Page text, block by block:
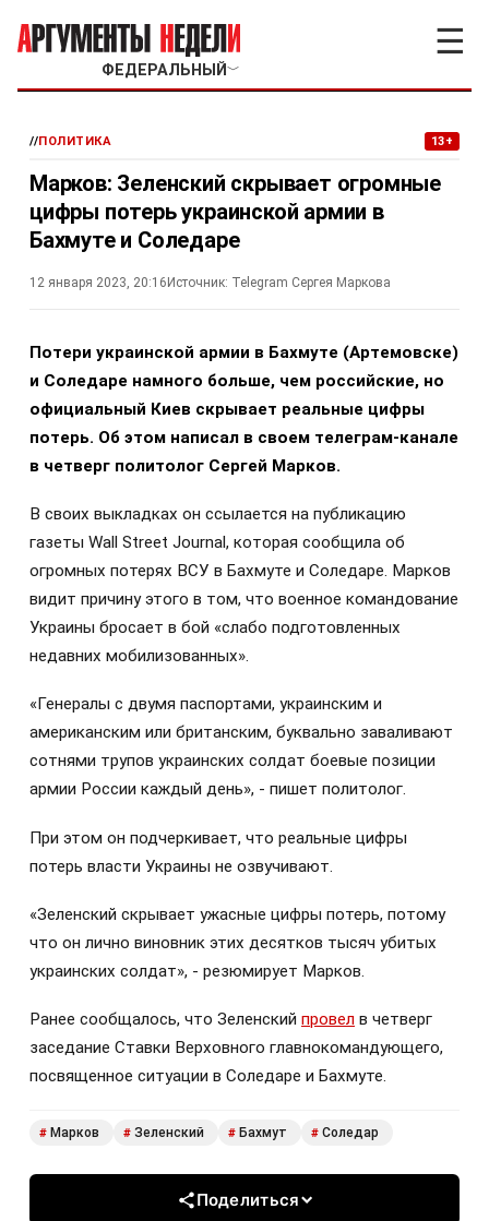
ФЕДЕРАЛЬНЫЙ ﹀
☰
//ПОЛИТИКА 13+
Марков: Зеленский скрывает огромные
цифры потерь украинской армии в
Бахмуте и Соледаре
12 января 2023, 20:16 Источник: Telegram Сергея Маркова
Потери украинской армии в Бахмуте (Артемовске)
и Соледаре намного больше, чем российские, но
официальный Киев скрывает реальные цифры
потерь. Об этом написал в своем телеграм-канале
в четверг политолог Сергей Марков.
В своих выкладках он ссылается на публикацию
газеты Wall Street Journal, которая сообщила об
огромных потерях ВСУ в Бахмуте и Соледаре. Марков
видит причину этого в том, что военное командование
Украины бросает в бой «слабо подготовленных
недавних мобилизованных».
«Генералы с двумя паспортами, украинским и
американским или британским, буквально заваливают
сотнями трупов украинских солдат боевые позиции
армии России каждый день», - пишет политолог.
При этом он подчеркивает, что реальные цифры
потерь власти Украины не озвучивают.
«Зеленский скрывает ужасные цифры потерь, потому
что он лично виновник этих десятков тысяч убитых
украинских солдат», - резюмирует Марков.
Ранее сообщалось, что Зеленский провел в четверг
заседание Ставки Верховного главнокомандующего,
посвященное ситуации в Соледаре и Бахмуте.
# Марков # Зеленский # Бахмут # Соледар
Поделиться